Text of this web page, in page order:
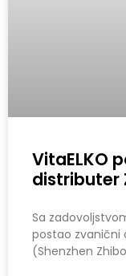
VitaELKO
distributer
Sa
postao zvanični
(Shenzhen